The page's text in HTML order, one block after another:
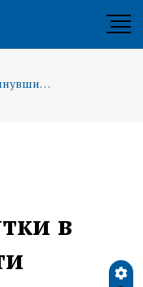
За минувшие сутки в Тульской области ликвидировали три пожара и выезжали на четыре ДТП
в